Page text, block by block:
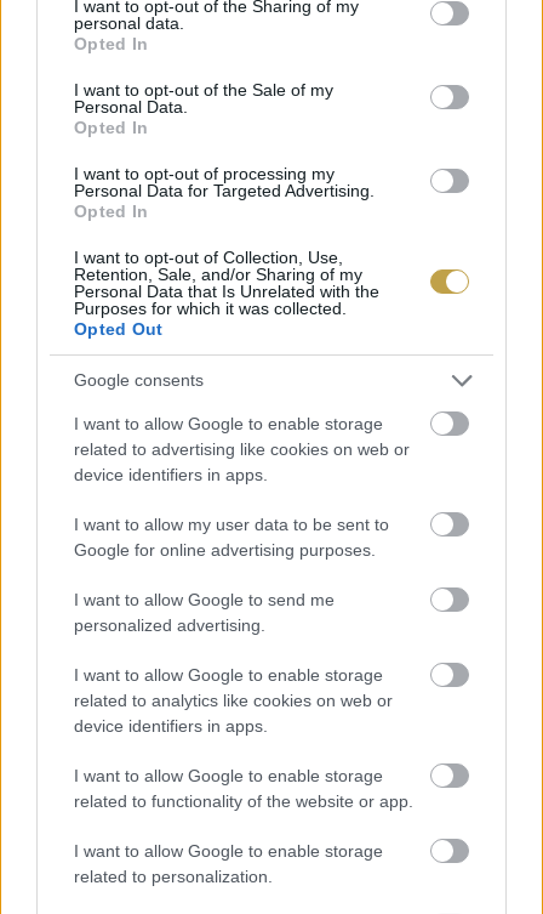
not limited to your visit or usage behaviour. You may click to
grant or deny consent to Google and its third-party tags to
use your data for below specified purposes in below Google
consent section.
I want to opt-out of the Sharing of my
personal data.
Opted In
I want to opt-out of the Sale of my
Personal Data.
Opted In
I want to opt-out of processing my
Personal Data for Targeted Advertising.
Opted In
I want to opt-out of Collection, Use,
Retention, Sale, and/or Sharing of my
Personal Data that Is Unrelated with the
Purposes for which it was collected.
Opted Out
Google consents
I want to allow Google to enable storage
related to advertising like cookies on web or
device identifiers in apps.
I want to allow my user data to be sent to
Google for online advertising purposes.
I want to allow Google to send me
personalized advertising.
I want to allow Google to enable storage
related to analytics like cookies on web or
device identifiers in apps.
I want to allow Google to enable storage
related to functionality of the website or app.
I want to allow Google to enable storage
related to personalization.
káposztasalátával és hidegen sajtolt
csörögefánkja hódít majd tejcsokoládé krémmel,
sós karamella mártással és házi
sárgabaracklekvárral, de lesz étcsokoládé
mousse és pisztáciafagylalt. is. A Michein-ajánlott
étterem a gyerekekre is külön gondol:
paradicsomos tészta friss bazsalikommal, pesztós
penne pirított fenyőmaggal és rántott csirkemell
parmezános sültburgonyával választható a
legkisebbek számára, akiknek játszósarokkal is
kedveskednek a 28. emeleten.
étkezések ünnepe volt. A VIRTU Sunday Roast-
emelni: a klasszikus ízeket modern köntösben
kínáljuk, Budapest legmagasabb pontján, ahol a
gasztronómiai élmény mellé a panoráma és a
hangulat is hozzáadódik”
Részletek és jegyvásárlás: IDE KATTINTVA
Címlapfotó: VIRTU Restaurant